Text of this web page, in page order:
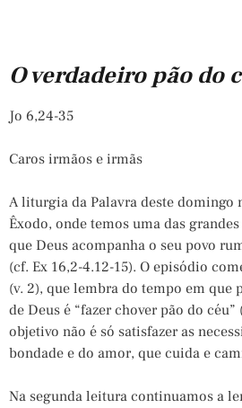
O verdadeiro pão do
Jo 6,24-35
Caros irmãos e irmãs
A liturgia da Palavra deste
Êxodo, onde temos uma das
que Deus acompanha o seu povo
(cf. Ex 16,2-4.12-15). O episódio
(v. 2), que lembra do tempo em que
de Deus é “fazer chover pão do
objetivo não é só satisfazer as
bondade e do amor, que cuida e
Na segunda leitura continuamos a